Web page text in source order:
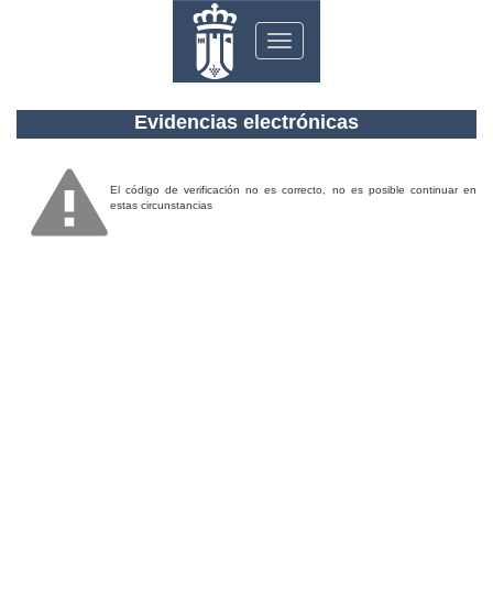
Toggle
navigation
Evidencias electrónicas
El código de verificación no es correcto, no es posible continuar en
estas circunstancias